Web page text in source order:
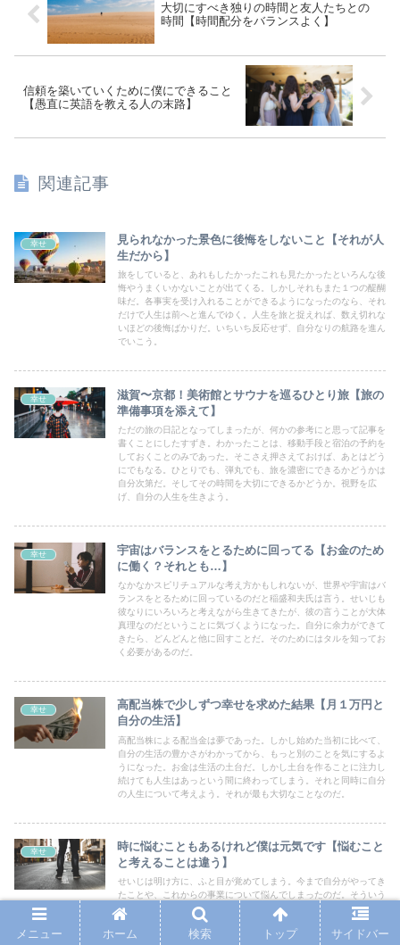
大切にすべき独りの時間と友人たちとの
時間【時間配分をバランスよく】
信頼を築いていくために僕にできること
【愚直に英語を教える人の末路】
関連記事
幸せ
見られなかった景色に後悔をしないこと【それが人
生だから】
旅をしていると、あれもしたかったこれも見たかったといろんな後
悔やうまくいかないことが出てくる。しかしそれもまた１つの醍醐
味だ。各事実を受け入れることができるようになったのなら、それ
だけで人生は前へと進んでゆく。人生を旅と捉えれば、数え切れな
いほどの後悔ばかりだ。いちいち反応せず、自分なりの航路を進ん
でいこう。
幸せ
滋賀〜京都！美術館とサウナを巡るひとり旅【旅の
準備事項を添えて】
ただの旅の日記となってしまったが、何かの参考にと思って記事を
書くことにしたすずき。わかったことは、移動手段と宿泊の予約を
しておくことのみであった。そこさえ押さえておけば、あとはどう
にでもなる。ひとりでも、弾丸でも、旅を濃密にできるかどうかは
自分次第だ。そしてその時間を大切にできるかどうか。視野を広
げ、自分の人生を生きよう。
幸せ
宇宙はバランスをとるために回ってる【お金のため
に働く？それとも…】
なかなかスピリチュアルな考え方かもしれないが、世界や宇宙はバ
ランスをとるために回っているのだと稲盛和夫氏は言う。せいじも
彼なりにいろいろと考えながら生きてきたが、彼の言うことが大体
真理なのだということに気づくようになった。自分に余力ができて
きたら、どんどんと他に回すことだ。そのためにはタルを知ってお
く必要があるのだ。
幸せ
高配当株で少しずつ幸せを求めた結果【月１万円と
自分の生活】
高配当株による配当金は夢であった。しかし始めた当初に比べて、
自分の生活の豊かさがわかってから、もっと別のことを気にするよ
うになった。お金は生活の土台だ。しかし土台を作ることに注力し
続けても人生はあっという間に終わってしまう。それと同時に自分
の人生について考えよう。それが最も大切なことなのだ。
幸せ
時に悩むこともあるけれど僕は元気です【悩むこと
と考えることは違う】
せいじは明け方に、ふと目が覚めてしまう。今まで自分がやってき
たことや、これからの事業について悩んでしまったのだ。そういう
時の時間は無意味なものであり、何も考えていない。考えて前進し
ていくこと。なぜなら、人生は待ったなしだからだ。一度止まって
もいいけれど、動き出して走り始めよう。悩む暇がないくらい、一
メニュー ホーム 検索 トップ サイドバー